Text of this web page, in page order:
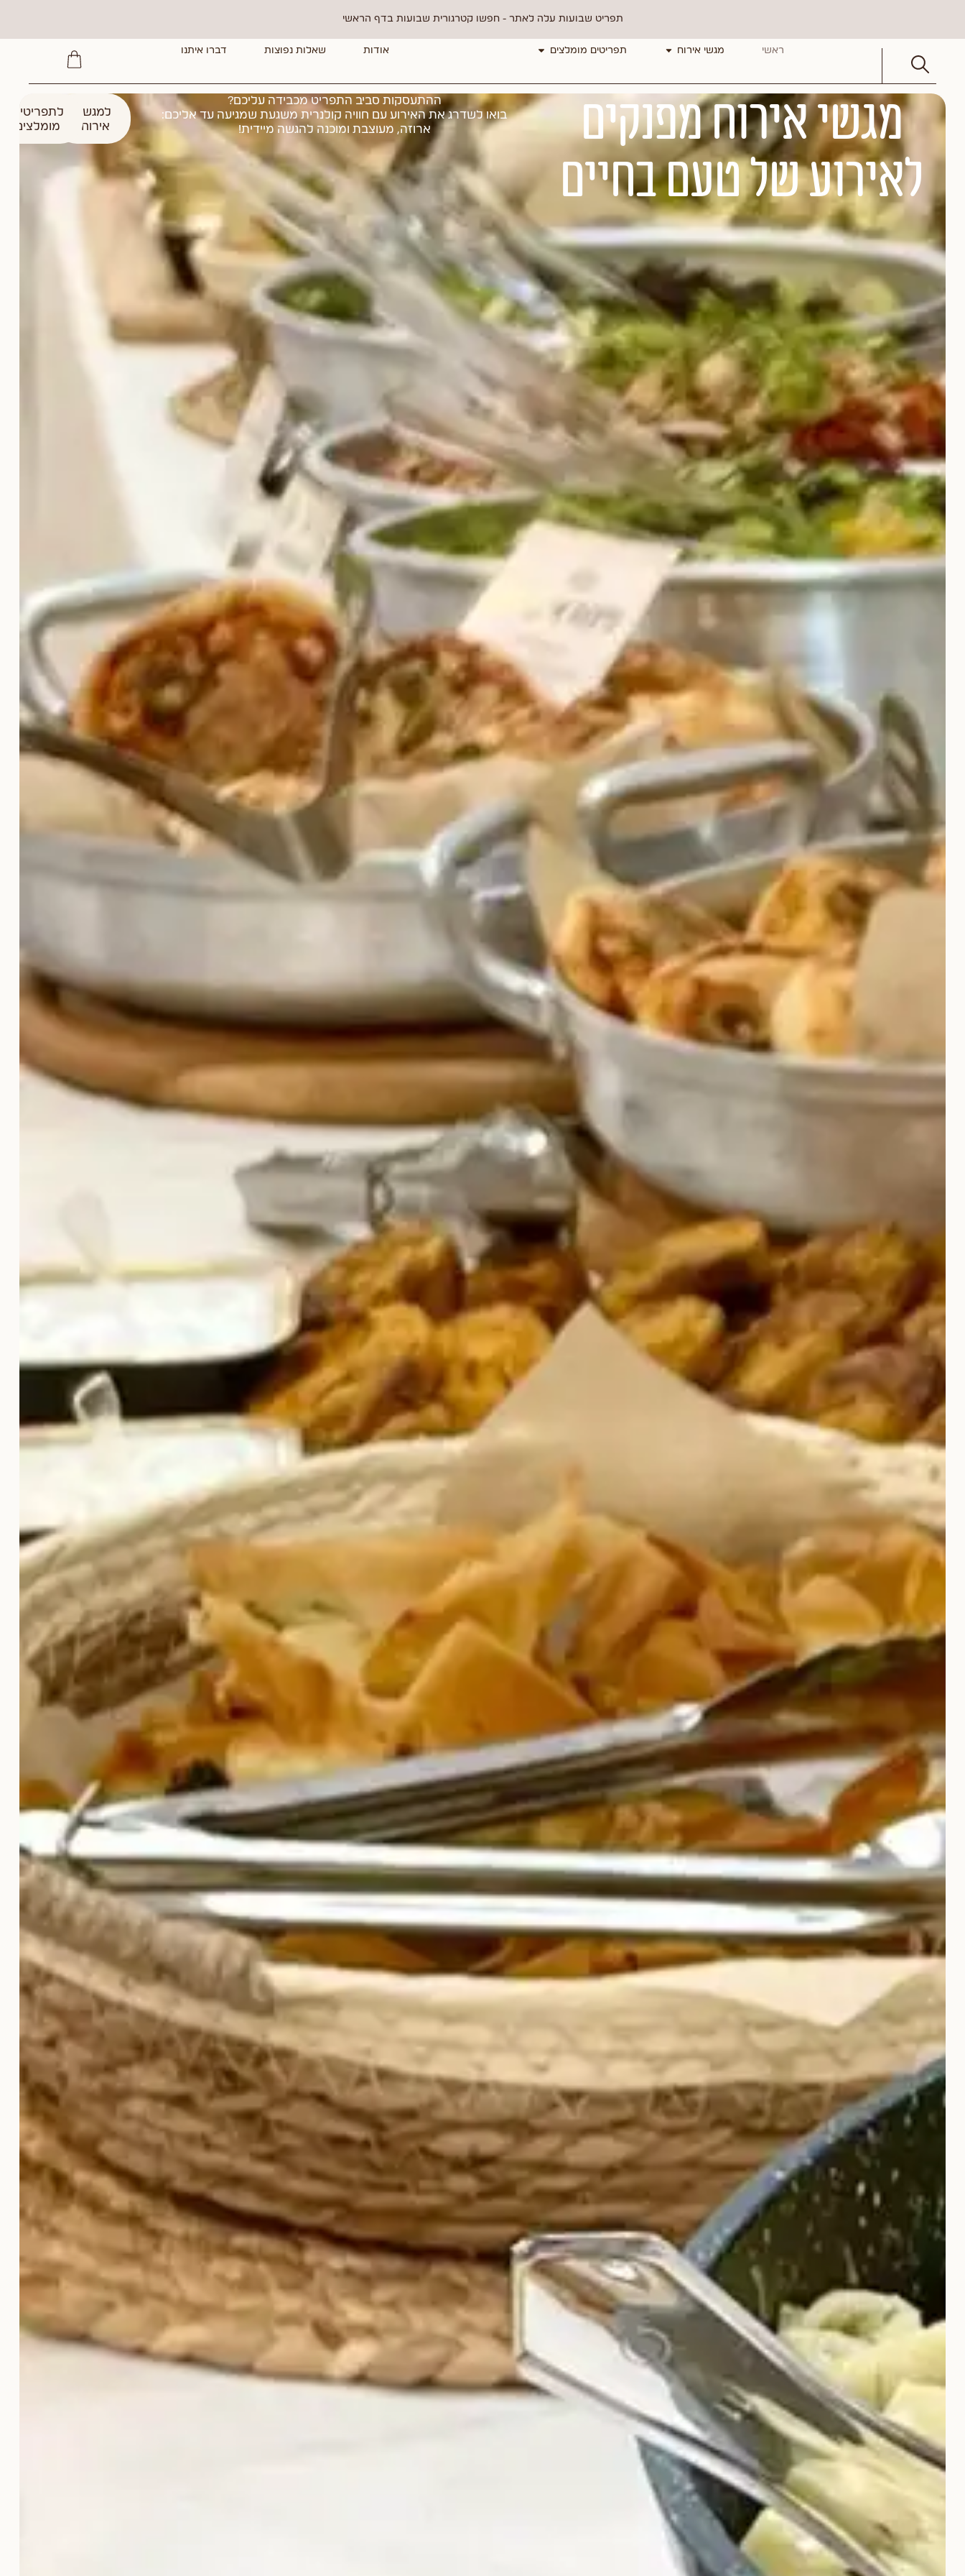
תפריט שבועות עלה לאתר - חפשו קטרגורית שבועות בדף הראשי
ראשי מגשי אירוח תפריטים מומלצים אודות שאלות נפוצות דברו איתנו
מגשי אירוח מפנקים
לאירוע של טעם בחיים
ההתעסקות סביב התפריט מכבידה עליכם?
בואו לשדרג את האירוע עם חוויה קולנרית משגעת שמגיעה עד אליכם:
ארוזה, מעוצבת ומוכנה להגשה מיידית!
למגשי
אירוח
לתפריטים
מומלצים